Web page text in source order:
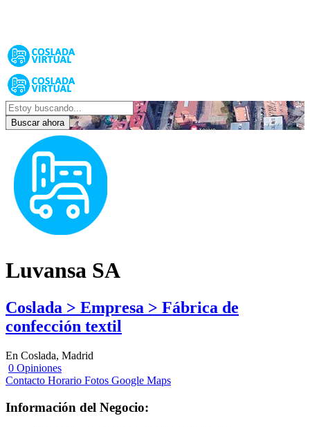
Buscar ahora
Luvansa SA
Coslada > Empresa > Fábrica de
confección textil
En Coslada, Madrid
0 Opiniones
Contacto Horario Fotos Google Maps
Información del Negocio: